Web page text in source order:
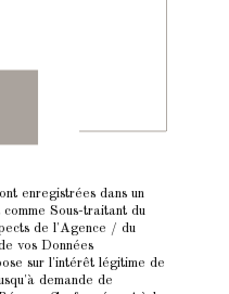
enregistrées dans un
Sous-traitant du
de l'Agence / du
vos Données
sur l'intérêt légitime de
demande de